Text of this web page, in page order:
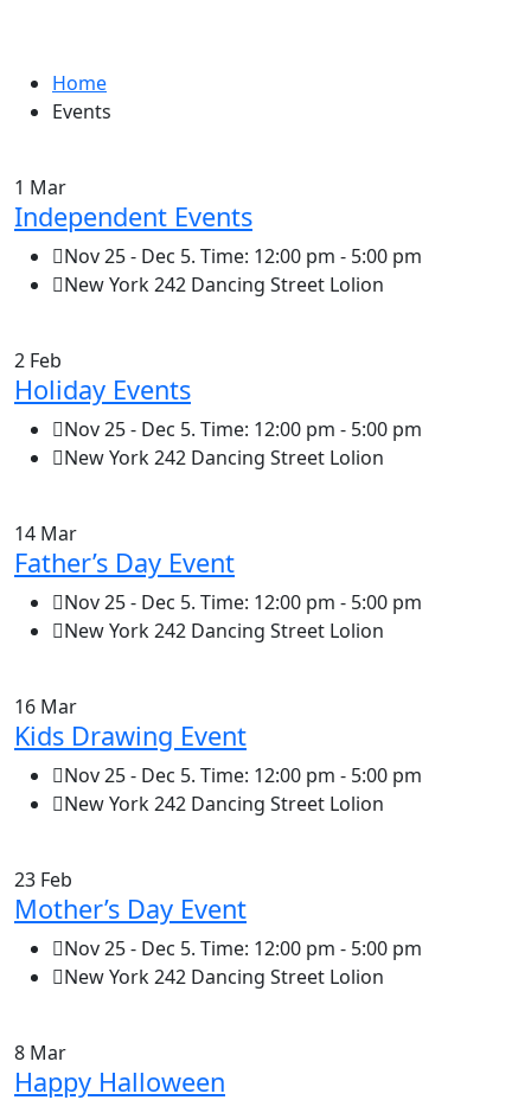
Home
Events
1 Mar
Independent Events
Nov 25 - Dec 5. Time: 12:00 pm - 5:00 pm
New York 242 Dancing Street Lolion
2 Feb
Holiday Events
Nov 25 - Dec 5. Time: 12:00 pm - 5:00 pm
New York 242 Dancing Street Lolion
14 Mar
Father’s Day Event
Nov 25 - Dec 5. Time: 12:00 pm - 5:00 pm
New York 242 Dancing Street Lolion
16 Mar
Kids Drawing Event
Nov 25 - Dec 5. Time: 12:00 pm - 5:00 pm
New York 242 Dancing Street Lolion
23 Feb
Mother’s Day Event
Nov 25 - Dec 5. Time: 12:00 pm - 5:00 pm
New York 242 Dancing Street Lolion
8 Mar
Happy Halloween